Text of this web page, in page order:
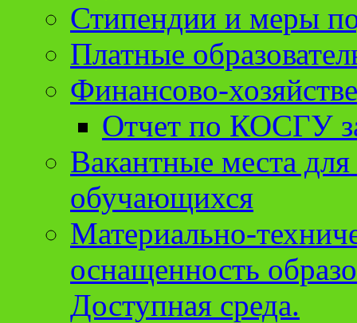
Стипендии и меры
Платные
Финансово-
Отчет по КОСГУ
Вакантные места
обучающихся
Материально-
оснащенность
Доступная среда.